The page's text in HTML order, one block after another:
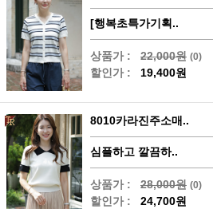
[행복초특가기획..
상품가 : 22,000원 (0)
할인가 : 19,400원
8010카라진주소매..
심플하고 깔끔하..
상품가 : 28,000원 (0)
할인가 : 24,700원